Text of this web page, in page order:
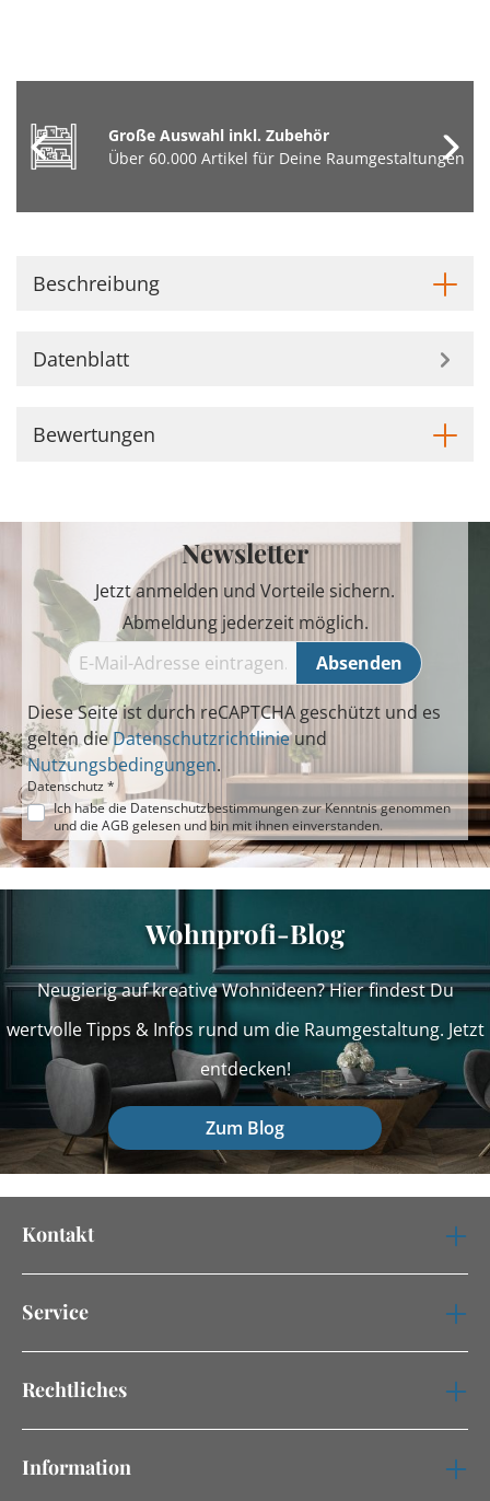
Große Auswahl inkl. Zubehör
Über 60.000 Artikel für Deine Raumgestaltungen
Beschreibung
Datenblatt
Bewertungen
Newsletter
Jetzt anmelden und Vorteile sichern.
Abmeldung jederzeit möglich.
Absenden
Diese Seite ist durch reCAPTCHA geschützt und es
gelten dieDatenschutzrichtlinieund
Nutzungsbedingungen.
Datenschutz *
Ich habe die Datenschutzbestimmungenzur Kenntnis genommen
und die AGB gelesen und bin mit ihnen einverstanden.
Wohnprofi-Blog
Neugierig auf kreative Wohnideen? Hier findest Du
wertvolle Tipps & Infos rund um die Raumgestaltung. Jetzt
entdecken!
Zum Blog
Kontakt
Service
Rechtliches
Information